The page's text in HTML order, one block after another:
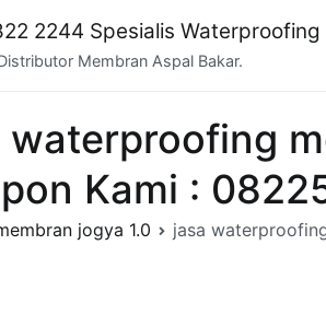
2244 Spesialis
Membran Aspal Bakar.
waterproofing
Kami :
jogya 1.0 jasa